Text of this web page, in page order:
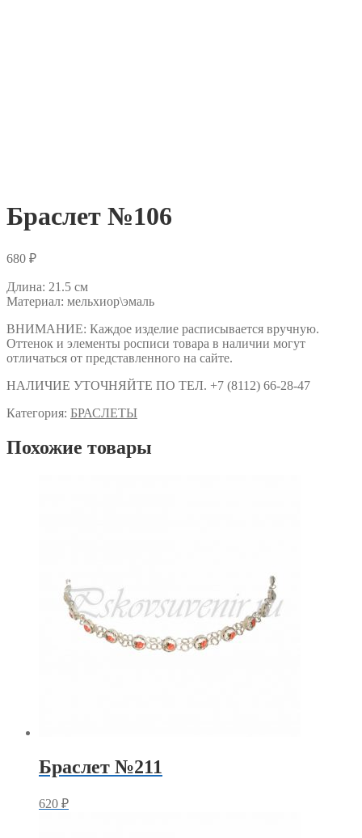
Браслет №106
680 ₽
Длина: 21.5 см
Материал: мельхиор\эмаль
ВНИМАНИЕ: Каждое изделие расписывается вручную.
Оттенок и элементы росписи товара в наличии могут
отличаться от представленного на сайте.
НАЛИЧИЕ УТОЧНЯЙТЕ ПО ТЕЛ. +7 (8112) 66-28-47
Категория: БРАСЛЕТЫ
Похожие товары
Браслет №211
620 ₽